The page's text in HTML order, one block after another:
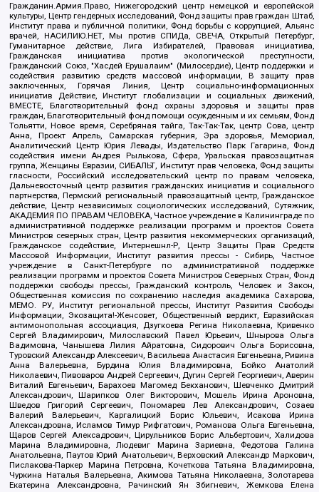
Гражданин.Армия.Право, Нижегородский центр немецкой и европейской
культуры, Центр гендерных исследований, Фонд защиты прав граждан Штаб,
Институт права и публичной политики, Фонд борьбы с коррупцией, Альянс
врачей, НАСИЛИЮ.НЕТ, Мы против СПИДа, СВЕЧА, Открытый Петербург,
Гуманитарное действие, Лига Избирателей, Правовая инициатива,
Гражданская инициатива против экологической преступности,
Гражданский Союз, "Хасдей Ерушалаим" (Милосердие), Центр поддержки и
содействия развитию средств массовой информации, В защиту прав
заключенных, Горячая Линия, Центр социально-информационных
инициатив Действие, Институт глобализации и социальных движений,
ВМЕСТЕ, Благотворительный фонд охраны здоровья и защиты прав
граждан, Благотворительный фонд помощи осужденным и их семьям, Фонд
Тольятти, Новое время, Серебряная тайга, Так-Так-Так, центр Сова, центр
Анна, Проект Апрель, Самарская губерния, Эра здоровья, Мемориал,
Аналитический Центр Юрия Левады, Издательство Парк Гагарина, Фонд
содействия имени Андрея Рылькова, Сфера, Уральская правозащитная
группа, Женщины Евразии, СИБАЛЬТ, Институт прав человека, Фонд защиты
гласности, Российский исследовательский центр по правам человека,
Дальневосточный центр развития гражданских инициатив и социального
партнерства, Пермский региональный правозащитный центр, Гражданское
действие, Центр независимых социологических исследований, Сутяжник,
АКАДЕМИЯ ПО ПРАВАМ ЧЕЛОВЕКА, Частное учреждение в Калининграде по
административной поддержке реализации программ и проектов Совета
Министров северных стран, Центр развития некоммерческих организаций,
Гражданское содействие, Интернешнл-Р, Центр Защиты Прав Средств
Массовой Информации, Институт развития прессы - Сибирь, Частное
учреждение в Санкт-Петербурге по административной поддержке
реализации программ и проектов Совета Министров Северных Стран, Фонд
поддержки свободы прессы, Гражданский контроль, Человек и Закон,
Общественная комиссия по сохранению наследия академика Сахарова,
МЕМО. РУ, Институт региональной прессы, Институт Развития Свободы
Информации, Экозащита!-Женсовет, Общественный вердикт, Евразийская
антимонопольная ассоциация, Дзугкоева Регина Николаевна, Кривенко
Сергей Владимирович, Милославский Павел Юрьевич, Шнырова Ольга
Вадимовна, Чанышева Лилия Айратовна, Сидорович Ольга Борисовна,
Туровский Александр Алексеевич, Васильева Анастасия Евгеньевна, Ривина
Анна Валерьевна, Бурдина Юлия Владимировна, Бойко Анатолий
Николаевич, Пивоваров Андрей Сергеевич, Дугин Сергей Георгиевич, Аверин
Виталий Евгеньевич, Барахоев Магомед Бекханович, Шевченко Дмитрий
Александрович, Шарипков Олег Викторович, Мошель Ирина Ароновна,
Шведов Григорий Сергеевич, Пономарев Лев Александрович, Созаев
Валерий Валерьевич, Каргалицкий Борис Юльевич, Исакова Ирина
Александровна, Исламов Тимур Рифгатович, Романова Ольга Евгеньевна,
Щаров Сергей Алексадрович, Цирульников Борис Альбертович, Халидова
Марина Владимировна, Людевиг Марина Зариевна, Федотова Галина
Анатольевна, Паутов Юрий Анатольевич, Верховский Александр Маркович,
Пислакова-Паркер Марина Петровна, Кочеткова Татьяна Владимировна,
Чуркина Наталья Валерьевна, Акимова Татьяна Николаевна, Золотарева
Екатерина Александровна, Рачинский Ян Збигневич, Жемкова Елена